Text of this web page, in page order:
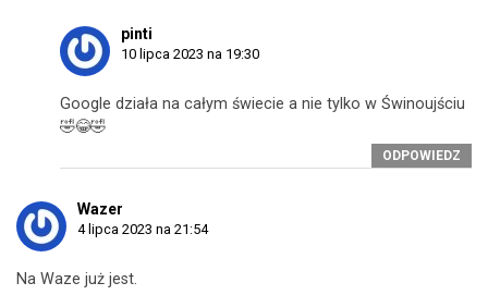
pinti
10 lipca 2023 na 19:30
Google działa na całym świecie a nie tylko w Świnoujściu
🤣😂🤣
ODPOWIEDZ
Wazer
4 lipca 2023 na 21:54
Na Waze już jest.